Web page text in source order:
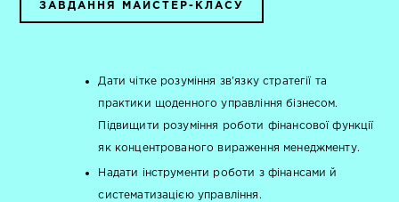
ЗАВДАННЯ МАЙСТЕР-КЛАСУ
Дати чітке розуміння зв'язку стратегії та
практики щоденного управління бізнесом.
Підвищити розуміння роботи фінансової функції
як концентрованого вираження менеджменту.
Надати інструменти роботи з фінансами й
систематизацією управління.